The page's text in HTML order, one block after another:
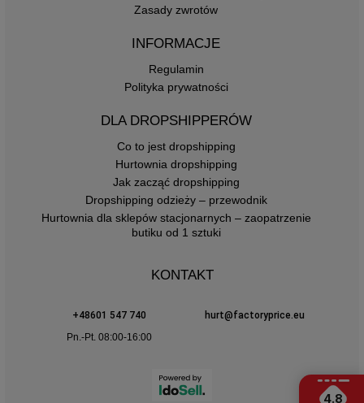
Zasady zwrotów
INFORMACJE
Regulamin
Polityka prywatności
DLA DROPSHIPPERÓW
Co to jest dropshipping
Hurtownia dropshipping
Jak zacząć dropshipping
Dropshipping odzieży – przewodnik
Hurtownia dla sklepów stacjonarnych – zaopatrzenie
butiku od 1 sztuki
KONTAKT
+48601 547 740
hurt@factoryprice.eu
Pn.-Pt. 08:00-16:00
4.8